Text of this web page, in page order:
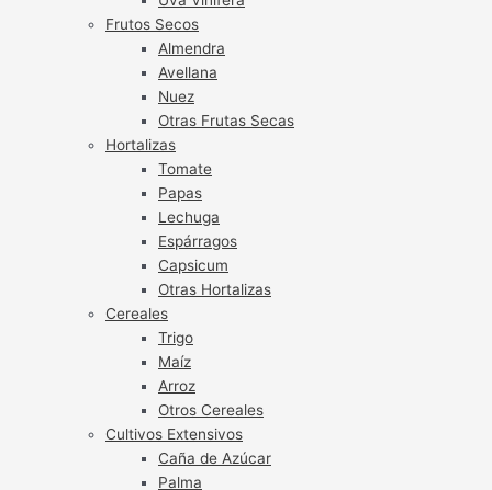
Frutos Secos
Almendra
Avellana
Nuez
Otras Frutas Secas
Hortalizas
Tomate
Papas
Lechuga
Espárragos
Capsicum
Otras Hortalizas
Cereales
Trigo
Maíz
Arroz
Otros Cereales
Cultivos Extensivos
Caña de Azúcar
Palma